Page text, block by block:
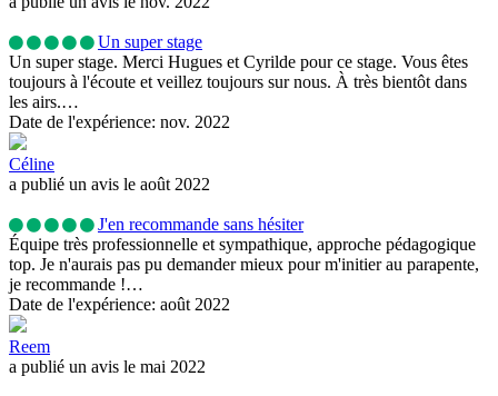
Un super stage
Un super stage. Merci Hugues et Cyrilde pour ce stage. Vous êtes
toujours à l'écoute et veillez toujours sur nous. À très bientôt dans
les airs.…
Date de l'expérience: nov. 2022
Céline
a publié un avis le août 2022
J'en recommande sans hésiter
Équipe très professionnelle et sympathique, approche pédagogique
top. Je n'aurais pas pu demander mieux pour m'initier au parapente,
je recommande !…
Date de l'expérience: août 2022
Reem
a publié un avis le mai 2022